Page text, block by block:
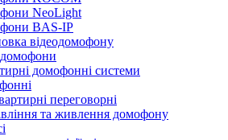
NeoLight
BAS-IP
відеодомофону
домофони
домофонні системи
переговорні
та живлення домофону